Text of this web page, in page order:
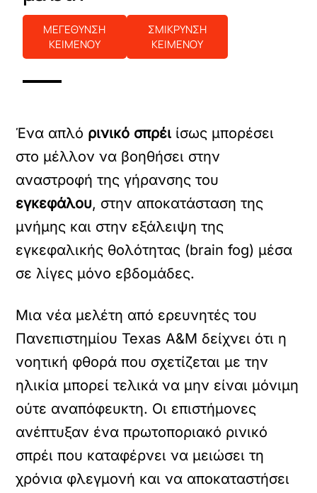
ΜΕΓΕΘΥΝΣΗ
ΚΕΙΜΕΝΟΥ
ΣΜΙΚΡΥΝΣΗ
ΚΕΙΜΕΝΟΥ
Ένα απλό ρινικό σπρέι ίσως μπορέσει
στο μέλλον να βοηθήσει στην
αναστροφή της γήρανσης του
εγκεφάλου, στην αποκατάσταση της
μνήμης και στην εξάλειψη της
εγκεφαλικής θολότητας (brain fog) μέσα
σε λίγες μόνο εβδομάδες.
Μια νέα μελέτη από ερευνητές του
Πανεπιστημίου Texas A&M δείχνει ότι η
νοητική φθορά που σχετίζεται με την
ηλικία μπορεί τελικά να μην είναι μόνιμη
ούτε αναπόφευκτη. Οι επιστήμονες
ανέπτυξαν ένα πρωτοποριακό ρινικό
σπρέι που καταφέρνει να μειώσει τη
χρόνια φλεγμονή και να αποκαταστήσει